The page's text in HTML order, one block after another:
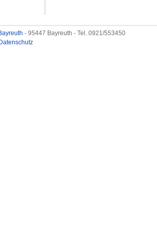
- 95447 Bayreuth - Tel. 0921/553450
Datenschutz